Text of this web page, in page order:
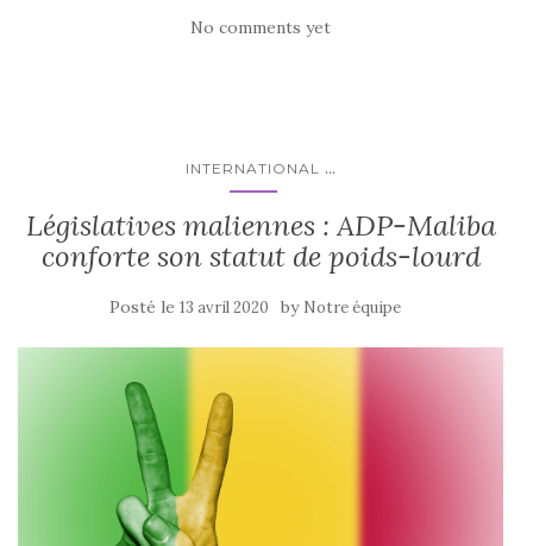
No comments yet
INTERNATIONAL ...
Législatives maliennes : ADP-Maliba
conforte son statut de poids-lourd
Posté le 13 avril 2020 by Notre équipe